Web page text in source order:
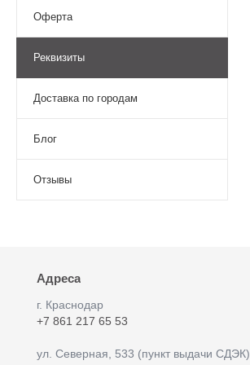
Оферта
Реквизиты
Доставка по городам
Блог
Отзывы
Адреса
г. Краснодар
+7 861 217 65 53
ул. Северная, 533 (пункт выдачи СДЭК)